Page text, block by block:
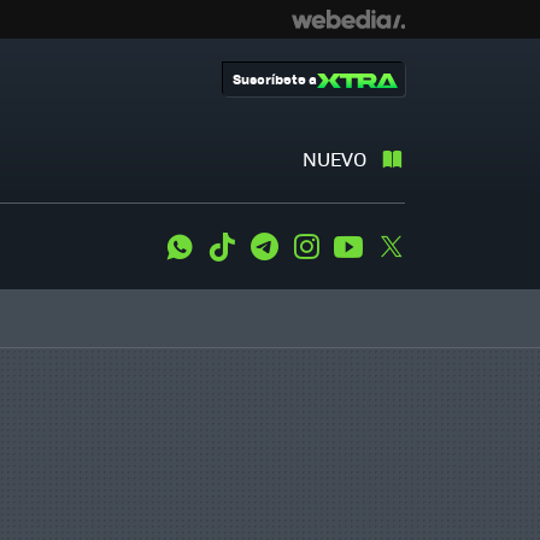
NUEVO
Suscríbete a
WhatsApp
Tiktok TelegramInstagramYoutube